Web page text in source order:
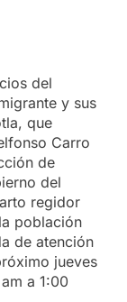
del
y sus
que
Carro
de
del
regidor
población
de atención
jueves
a 1:00